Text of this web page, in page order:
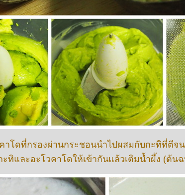
าโดที่กรองผ่านกระชอนนำไปผสมกับกะทิที่ตีจ
และอะโวคาโดให้เข้ากันแล้วเติมน้ำผึ้ง (ต้นฉ